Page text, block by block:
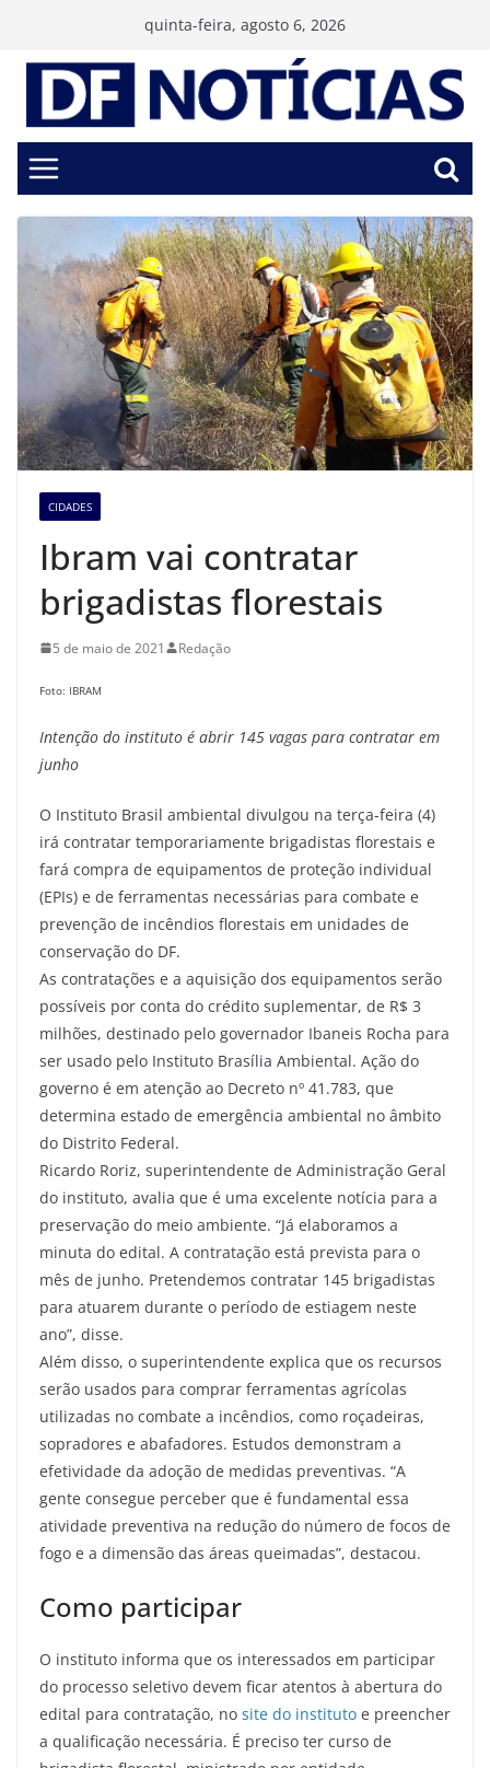
conteúdo
quinta-feira, agosto 6, 2026
CIDADES
Ibram vai contratar
brigadistas florestais
5 de maio de 2021 Redação
Foto: IBRAM
Intenção do instituto é abrir 145 vagas para contratar em
junho
O Instituto Brasil ambiental divulgou na terça-feira (4)
irá contratar temporariamente brigadistas florestais e
fará compra de equipamentos de proteção individual
(EPIs) e de ferramentas necessárias para combate e
prevenção de incêndios florestais em unidades de
conservação do DF.
As contratações e a aquisição dos equipamentos serão
possíveis por conta do crédito suplementar, de R$ 3
milhões, destinado pelo governador Ibaneis Rocha para
ser usado pelo Instituto Brasília Ambiental. Ação do
governo é em atenção ao Decreto nº 41.783, que
determina estado de emergência ambiental no âmbito
do Distrito Federal.
Ricardo Roriz, superintendente de Administração Geral
do instituto, avalia que é uma excelente notícia para a
preservação do meio ambiente. “Já elaboramos a
minuta do edital. A contratação está prevista para o
mês de junho. Pretendemos contratar 145 brigadistas
para atuarem durante o período de estiagem neste
ano”, disse.
Além disso, o superintendente explica que os recursos
serão usados para comprar ferramentas agrícolas
utilizadas no combate a incêndios, como roçadeiras,
sopradores e abafadores. Estudos demonstram a
efetividade da adoção de medidas preventivas. “A
gente consegue perceber que é fundamental essa
atividade preventiva na redução do número de focos de
fogo e a dimensão das áreas queimadas”, destacou.
Como participar
O instituto informa que os interessados em participar
do processo seletivo devem ficar atentos à abertura do
edital para contratação, no site do instituto e preencher
a qualificação necessária. É preciso ter curso de